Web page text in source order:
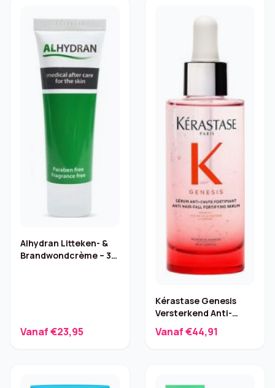
Alhydran Litteken- &
Brandwondcrème – 30
Vanaf €23,95
Kérastase Genesis
Versterkend Anti-
ml
Vanaf €44,91